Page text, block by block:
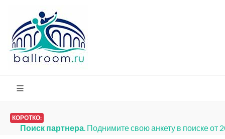
КОРОТКО:
Поиск партнера. Поднимите свою анкету в поиске от